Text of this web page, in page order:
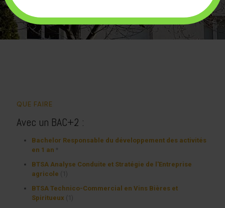
QUE FAIRE
Avec un BAC+2 :
Bachelor Responsable du développement des activités
en 1 an *
BTSA Analyse Conduite et Stratégie de l'Entreprise
agricole (1)
BTSA Technico-Commercial en Vins Bières et
Spiritueux (1)